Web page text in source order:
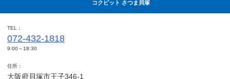
コクピット さつま貝塚
TEL
072-432-1818
9:00～18:30
住所
大阪府貝塚市王子346-1